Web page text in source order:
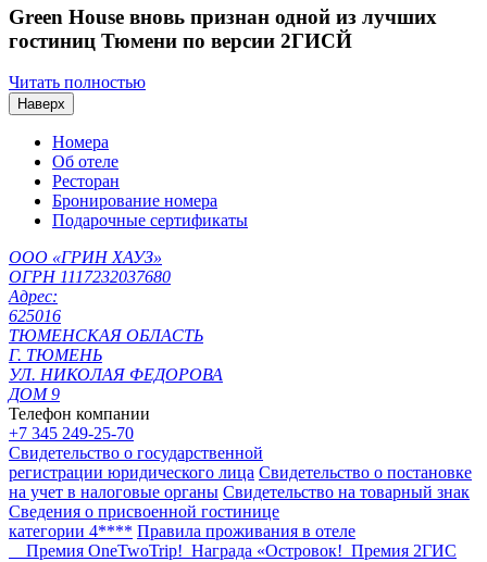
Green House вновь признан одной из лучших
гостиниц Тюмени по версии 2ГИСЙ
Читать полностью
Наверх
Номера
Об отеле
Ресторан
Бронирование номера
Подарочные сертификаты
ООО «ГРИН ХАУЗ»
ОГРН 1117232037680
Адрес:
625016
ТЮМЕНСКАЯ ОБЛАСТЬ
Г. ТЮМЕНЬ
УЛ. НИКОЛАЯ ФЕДОРОВА
ДОМ 9
Телефон компании
+7 345 249-25-70
Свидетельство о государственной
регистрации юридического лица Свидетельство о постановке
на учет в налоговые органы Свидетельство на товарный знак
Сведения о присвоенной гостинице
категории 4**** Правила проживания в отеле
Премия OneTwoTrip! Награда «Островок! Премия 2ГИС